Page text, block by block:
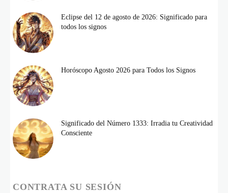
Eclipse del 12 de agosto de 2026: Significado para
todos los signos
Horóscopo Agosto 2026 para Todos los Signos
Significado del Número 1333: Irradia tu Creatividad
Consciente
CONTRATA SU SESIÓN